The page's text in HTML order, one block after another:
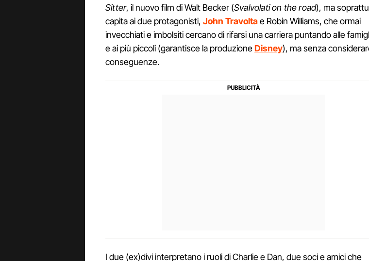
Sitter, il nuovo film di Walt Becker (Svalvolati on the road), ma
capita ai due protagonisti, John Travoltae Robin Williams, che ormai
invecchiati e imbolsiti cercano di rifarsi una carriera puntando alle
e ai più piccoli (garantisce la produzioneDisney), ma senza
conseguenze.
I due (ex)divi interpretano i ruoli di Charlie e Dan, due soci e amici che